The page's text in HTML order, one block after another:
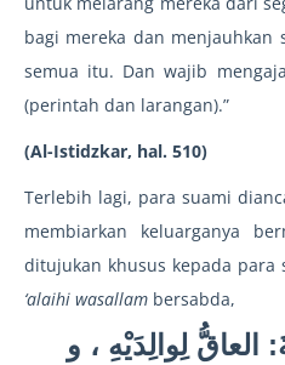
bagi mereka dan menjauhkan
semua itu. Dan wajib
(perintah dan larangan).”
(Al-Istidzkar, hal. 510)
Terlebih lagi, para suami
membiarkan keluarganya
ditujukan khusus kepada para
‘alaihi wasallam bersabda,
العاقُّ لِوالِدَيْهِ ، و